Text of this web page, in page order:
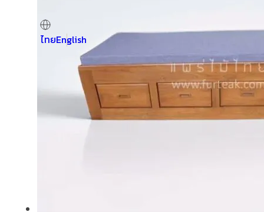
English
ไทย